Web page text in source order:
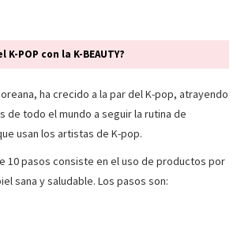
POP con la K-BEAUTY?
ha crecido a la par del K-pop, atrayendo
de todo el mundo a seguir la rutina de
usan los artistas de K-pop.
10 pasos consiste en el uso de productos por
sana y saludable. Los pasos son: